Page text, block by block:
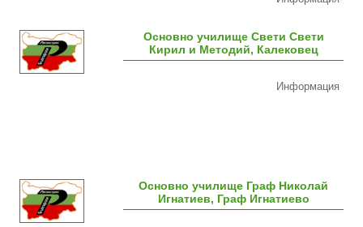
Основно училище Свети Свети
Кирил и Методий, Калековец
Информация
Основно училище Граф Николай
Игнатиев, Граф Игнатиево